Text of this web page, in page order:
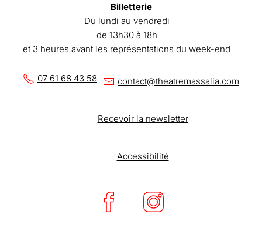
Billetterie
Du lundi au vendredi
de 13h30 à 18h
et 3 heures avant les représentations du week-end
07 61 68 43 58 contact@theatremassalia.com
Recevoir la newsletter
Accessibilité